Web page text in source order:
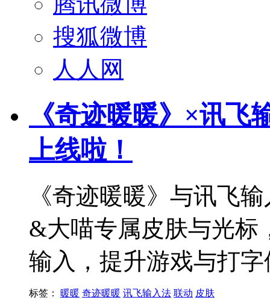
搜狐微博
人人网
《奇迹暖暖》×讯
上线啦！
《奇迹暖暖》与讯飞
&大喵专属皮肤与光标
输入，提升游戏与打
标签： 暖暖 奇迹暖暖 讯飞输入法 联动 皮肤